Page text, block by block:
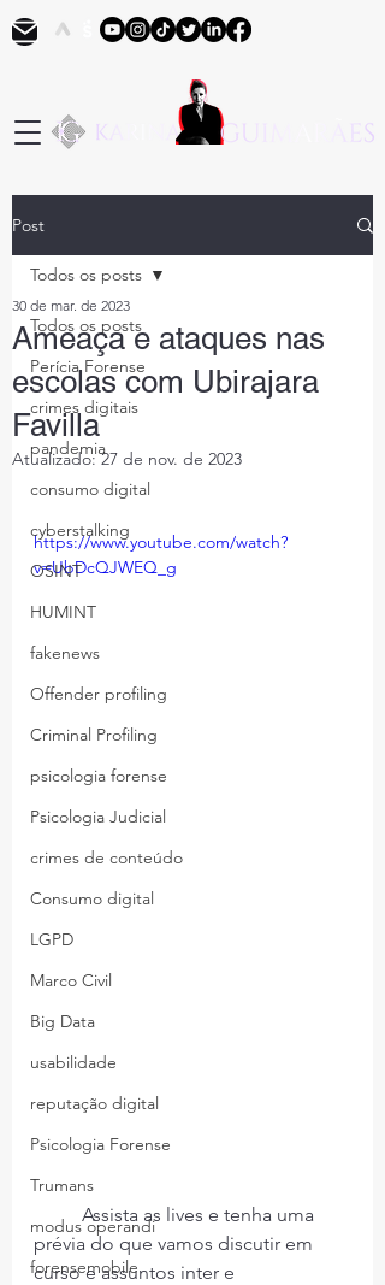
Post
Todos os posts
Perícia Forense
crimes digitais
pandemia
consumo digital
cyberstalking
OSINT
HUMINT
fakenews
Offender profiling
Criminal Profiling
psicologia forense
Psicologia Judicial
crimes de conteúdo
Consumo digital
LGPD
Marco Civil
Big Data
usabilidade
reputação digital
Psicologia Forense
Trumans
modus operandi
forensemobile
Todos os posts
Ameaça e ataques nas
escolas com Ubirajara
Favilla
30 de mar. de 2023
Atualizado:27 de nov. de 2023
https://www.youtube.com/watch?
v=UbDcQJWEQ_g
	Assista as lives e tenha uma
prévia do que vamos discutir em
curso e assuntos inter e